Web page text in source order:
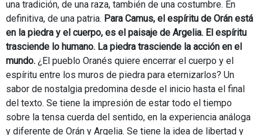
una tradición, de una raza, también de una costumbre. En
definitiva, de una patria. Para Camus, el espíritu de Orán está
en la piedra y el cuerpo, es el paisaje de Argelia. El espíritu
trasciende lo humano. La piedra trasciende la acción en el
mundo. ¿El pueblo Oranés quiere encerrar el cuerpo y el
espíritu entre los muros de piedra para eternizarlos? Un
sabor de nostalgia predomina desde el inicio hasta el final
del texto. Se tiene la impresión de estar todo el tiempo
sobre la tensa cuerda del sentido, en la experiencia análoga
y diferente de Orán y Argelia. Se tiene la idea de libertad y